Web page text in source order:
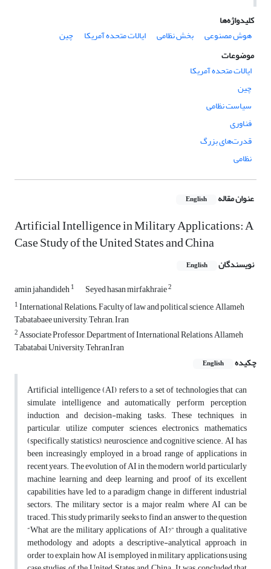
کلیدواژه‌ها
هوش مصنوعی
بخش نظامی ایالات متحده آمریکا
چین
موضوعات
ایالات متحده آمریکا
چین
سیاست نظامی
فناوری
قدرت‌های بزرگ
نظامی
عنوان مقاله English
Artificial Intelligence in Military Applications: A
Case Study of the United States and China
نویسندگان English
amin jahandideh1 Seyed hasan mirfakhraie2
1International Relations, ّ Faculty of law and political science, Allameh
Tabatabaee university, Tehran,, Iran
2Associate Professor, Department of International Relations, Allameh
Tabatabai University, Tehran,Iran
چکیده
English
Artificial intelligence (AI) refers to a set of technologies that can
simulate intelligence and automatically perform perception,
induction, and decision-making tasks. These techniques, in
particular, utilize computer sciences, electronics, mathematics
(specifically statistics), neuroscience, and cognitive science. AI has
been increasingly employed in a broad range of applications in
recent years. The evolution of AI in the modern world, particularly
machine learning and deep learning, and proof of its excellent
capabilities have led to a paradigm change in different industrial
sectors. The military sector is a major realm where AI can be
traced. This study primarily seeks to find an answer to the question
“What are the military applications of AI?” through a qualitative
methodology and adopts a descriptive-analytical approach in
order to explain how AI is employed in military applications using